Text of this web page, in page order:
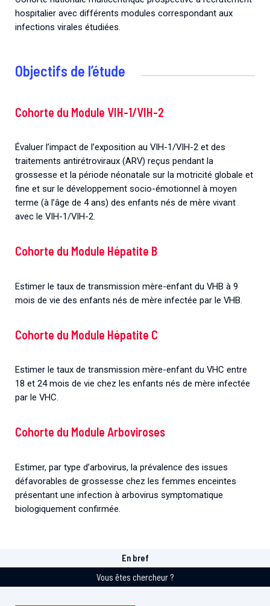
hospitalier avec différents modules correspondant aux
infections virales étudiées.
Objectifs de l’étude
Cohorte du Module VIH-1/VIH-2
Évaluer l’impact de l’exposition au VIH-1/VIH-2 et des
traitements antirétroviraux (ARV) reçus pendant la
grossesse et la période néonatale sur la motricité globale et
fine et sur le développement socio-émotionnel à moyen
terme (à l’âge de 4 ans) des enfants nés de mère vivant
avec le VIH-1/VIH-2.
Cohorte du Module Hépatite B
Estimer le taux de transmission mère-enfant du VHB à 9
mois de vie des enfants nés de mère infectée par le VHB.
Cohorte du Module Hépatite C
Estimer le taux de transmission mère-enfant du VHC entre
18 et 24 mois de vie chez les enfants nés de mère infectée
par le VHC.
Cohorte du Module Arboviroses
Estimer, par type d’arbovirus, la prévalence des issues
défavorables de grossesse chez les femmes enceintes
présentant une infection à arbovirus symptomatique
biologiquement confirmée.
En bref
Vous êtes chercheur ?